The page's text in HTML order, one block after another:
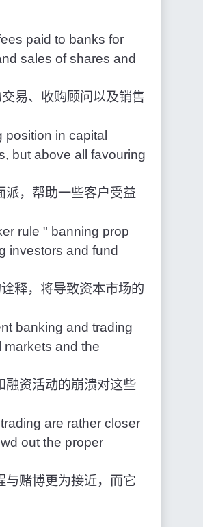
paid to banks for
sales of shares and
易、收购顾问以及销售
in capital
but above all favouring
，帮助一些客户受益
rule " banning prop
investors and fund
释，将导致资本市场的
banking and trading
markets and the
资活动的崩溃对这些
are rather closer
out the proper
赌博更为接近，而它